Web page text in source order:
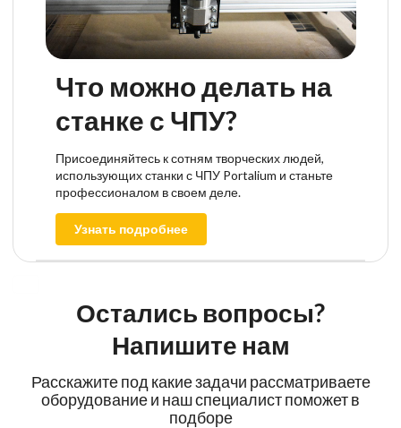
Что можно делать на
станке с ЧПУ?
Присоединяйтесь к сотням творческих людей,
использующих станки с ЧПУ Portalium и станьте
профессионалом в своем деле.
Узнать подробнее
Остались вопросы?
Напишите нам
Расскажите под какие задачи рассматриваете
оборудование и наш специалист поможет в
подборе